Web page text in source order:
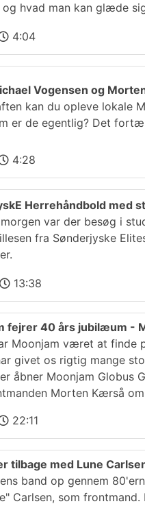
hvad man kan glæde
4:04
Vogensen og
kan du opleve lokale
er de egentlig? Det
4:28
Herrehåndbold med
var der besøg i
fra Sønderjyske
13:38
fejrer 40 års jubilæum -
Moonjam været at finde
givet os rigtig mange
åbner Moonjam Globus
Morten Kærså
22:11
tilbage med Lune
band op gennem
Carlsen, som